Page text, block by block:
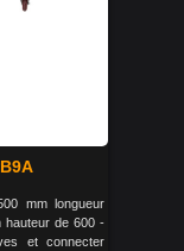
mm longueur
hauteur de 600 -
et connecter